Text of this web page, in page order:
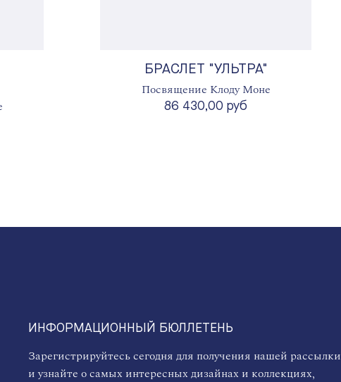
БРАСЛЕТ "УЛЬТРА"
Посвящение Клоду Моне
86 430,00 руб
ИНФОРМАЦИОННЫЙ БЮЛЛЕТЕНЬ
Зарегистрируйтесь сегодня для получения нашей рассылки
и узнайте о самых интересных дизайнах и коллекциях,